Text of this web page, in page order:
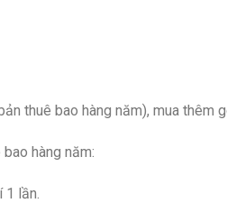
thuê bao hàng năm), mua thêm
hàng năm:
1 lần.